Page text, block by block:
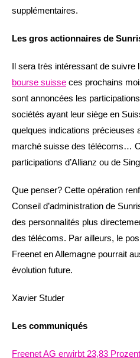
supplémentaires.
Les gros actionnaires de
Il sera très intéressant de suivre
bourse suisse ces prochains
sont annoncées les
sociétés ayant leur siège en
quelques indications précieuses
marché suisse des télécoms…
participations d’Allianz ou de
Que penser? Cette opération
Conseil d’administration de
des personnalités plus
des télécoms. Par ailleurs, le
Freenet en Allemagne pourrait
évolution future.
Xavier Studer
Les communiqués
Freenet AG erwirbt 23,83